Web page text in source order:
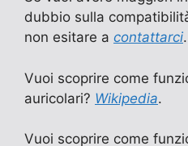
dubbio sulla
non esitare a contattarci.
Vuoi scoprire come
auricolari? Wikipedia.
Vuoi scoprire come